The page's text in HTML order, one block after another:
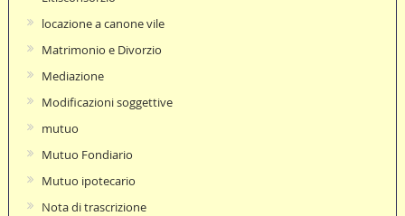
locazione a canone vile
Matrimonio e Divorzio
Mediazione
Modificazioni soggettive
mutuo
Mutuo Fondiario
Mutuo ipotecario
Nota di trascrizione